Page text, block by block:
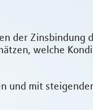
der Zinsbindung
welche
und mit